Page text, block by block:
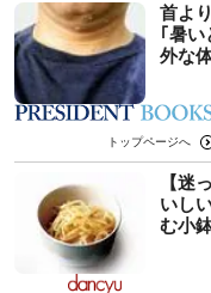
首よ
｢暑
外な
トップページへ
【迷
いし
む小